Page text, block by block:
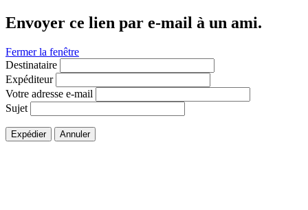
Envoyer ce lien par e-mail à un ami.
Fermer la fenêtre
Destinataire
Expéditeur
Votre adresse e-mail
Sujet
Expédier Annuler